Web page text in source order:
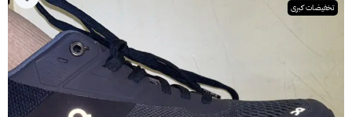
تخفيضات كبرى